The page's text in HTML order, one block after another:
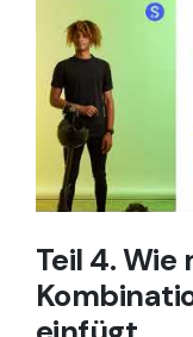
Teil 4. Wie